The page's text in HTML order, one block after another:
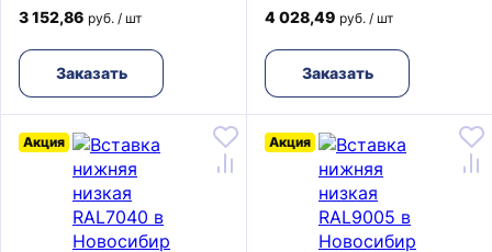
3 152,86 руб. / шт
Заказать
4 028,49 руб. / шт
Заказать
Акция Акция